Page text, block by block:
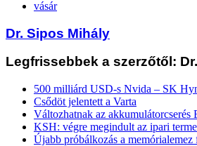
vásár
Dr. Sipos Mihály
Legfrissebbek a szerzőtől:
500 milliárd USD-s Nvida – SK
Csődöt jelentett a Varta
Változhatnak az akkumulátorcserés
KSH: végre megindult az ipari
Újabb próbálkozás a memórialemez